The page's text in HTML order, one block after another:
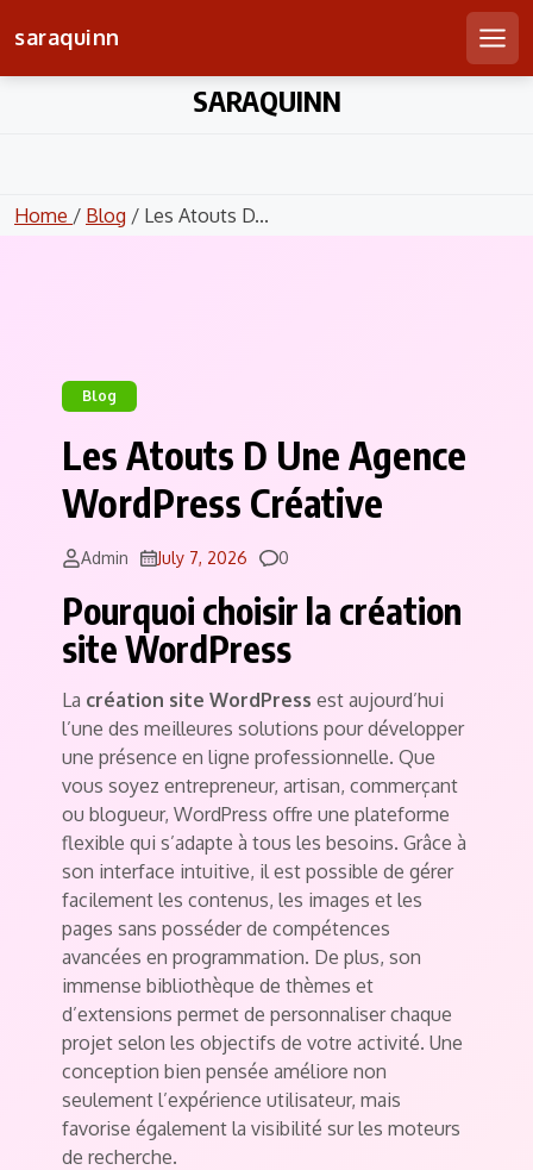
saraquinn
SARAQUINN
Home / Blog / Les Atouts D...
Blog
Les Atouts D Une Agence
WordPress Créative
Admin July 7, 2026 Comments
0
Pourquoi choisir la création
site WordPress
La création site WordPress est aujourd’hui
l’une des meilleures solutions pour développer
une présence en ligne professionnelle. Que
vous soyez entrepreneur, artisan, commerçant
ou blogueur, WordPress offre une plateforme
flexible qui s’adapte à tous les besoins. Grâce à
son interface intuitive, il est possible de gérer
facilement les contenus, les images et les
pages sans posséder de compétences
avancées en programmation. De plus, son
immense bibliothèque de thèmes et
d’extensions permet de personnaliser chaque
projet selon les objectifs de votre activité. Une
conception bien pensée améliore non
seulement l’expérience utilisateur, mais
favorise également la visibilité sur les moteurs
de recherche.